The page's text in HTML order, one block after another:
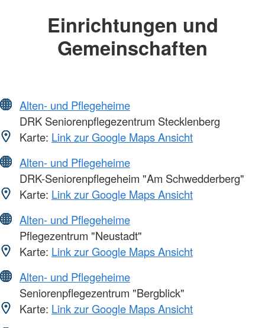
Einrichtungen und
Gemeinschaften
Alten- und Pflegeheime
DRK Seniorenpflegezentrum Stecklenberg
Karte: Link zur Google Maps Ansicht
Alten- und Pflegeheime
DRK-Seniorenpflegeheim "Am Schwedderberg"
Karte: Link zur Google Maps Ansicht
Alten- und Pflegeheime
Pflegezentrum "Neustadt"
Karte: Link zur Google Maps Ansicht
Alten- und Pflegeheime
Seniorenpflegezentrum "Bergblick"
Karte: Link zur Google Maps Ansicht